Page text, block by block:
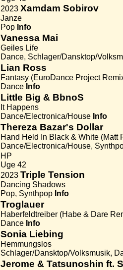
2023 Xamdam Sobirov
Janze
Pop Info
Vanessa Mai
Geiles Life
Dance, Schlager/Dansktop/
Lian Ross
Fantasy (EuroDance Project
Dance Info
Little Big & BbnoS
It Happens
Dance/Electronica/House Info
Thereza Bazar's Dollar
Hand Held In Black & White (Matt
Dance/Electronica/House,
HP
Uge 42
2023 Triple Tension
Dancing Shadows
Pop, Synthpop Info
Troglauer
Haberfeldtreiber (Habe & Dare
Dance Info
Sonia Liebing
Hemmungslos
Schlager/Dansktop/Volksmusik,
Jerome & Tatsunoshin ft.